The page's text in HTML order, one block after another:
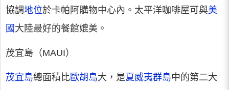
協調地位於卡帕阿購物中心內。太平洋咖啡屋可與美
國 大陸最好的餐館媲美。
茂宜島（MAUI）
茂宜島總面積比歐胡島大，是夏威夷群島中的第二大